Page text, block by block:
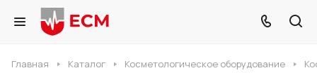
Главная Каталог Косметологическое оборудование